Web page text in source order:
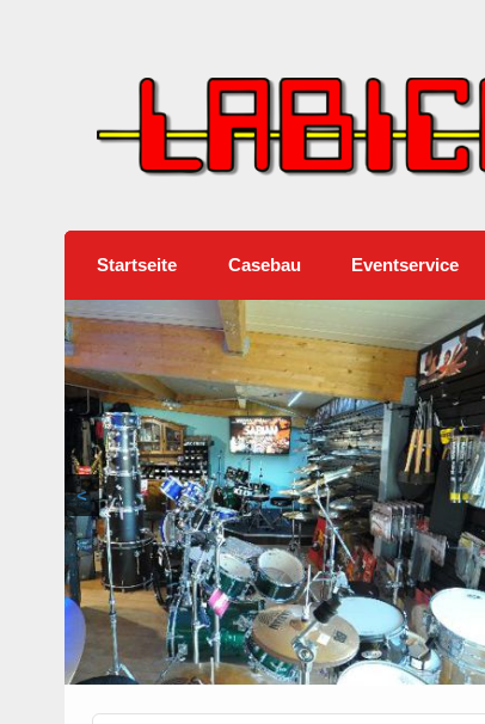
Musikhaus
Sound, Casebau, Lichttechnik,
Startseite Casebau Eventservice
<